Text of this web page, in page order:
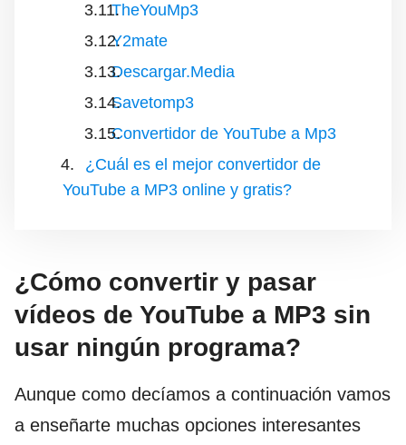
TheYouMp3
Y2mate
Descargar.Media
Savetomp3
Convertidor de YouTube a Mp3
¿Cuál es el mejor convertidor de
YouTube a MP3 online y gratis?
¿Cómo convertir y pasar
vídeos de YouTube a MP3 sin
usar ningún programa?
Aunque como decíamos a continuación vamos
a enseñarte muchas opciones interesantes